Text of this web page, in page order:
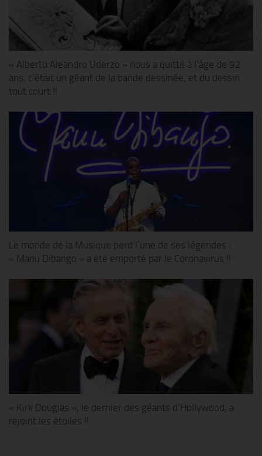
« Alberto Aleandro Uderzo » nous a quitté à l’âge de 92
ans, c’était un géant de la bande dessinée, et du dessin
tout court !!
Le monde de la Musique perd l’une de ses légendes :
« Manu Dibango » a été emporté par le Coronavirus !!
« Kirk Douglas », le dernier des géants d’Hollywood, a
rejoint les étoiles !!